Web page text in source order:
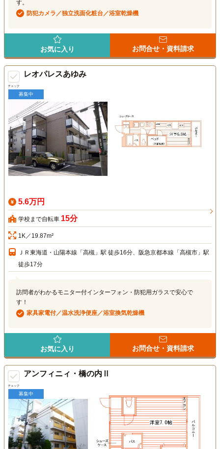
す。
防犯カメラ／独立洗面化粧台／浴室乾燥機
お気に入り お問合せ・資料請求
チェック
レオパレスあゆみ
募集中
5.6万円
学校まで自転車 15分
1K／19.87m²
ＪＲ東海道・山陽本線「高槻」駅 徒歩16分、阪急京都本線「高槻市」駅
徒歩17分
訪問者がわかるモニター付インターフォン・防犯用ガラスで安心で
す！
家具家電付／温水洗浄便座／浴室換気乾燥機
お気に入り お問合せ・資料請求
チェック
アンフィニィ・橋の内Ⅱ
募集中